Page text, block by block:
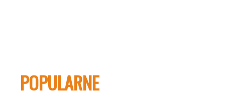
POPULARNE